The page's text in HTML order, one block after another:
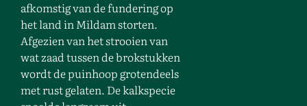
afkomstig van de fundering op
het land in Mildam storten.
Afgezien van het strooien van
wat zaad tussen de brokstukken
wordt de puinhoop grotendeels
met rust gelaten. De kalkspecie